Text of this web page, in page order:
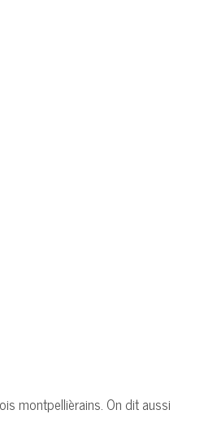
montpellièrains. On dit aussi